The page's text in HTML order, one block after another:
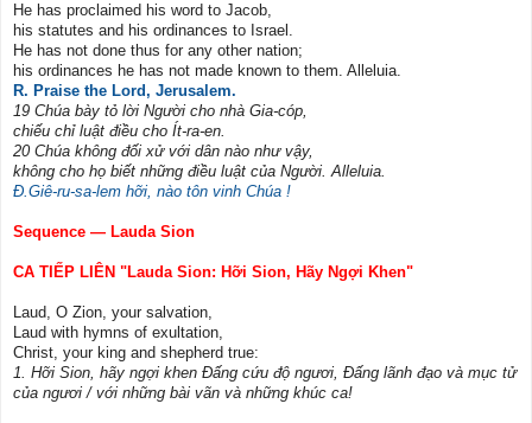
He has proclaimed his word to Jacob,
his statutes and his ordinances to Israel.
He has not done thus for any other nation;
his ordinances he has not made known to them. Alleluia.
R. Praise the Lord, Jerusalem.
19 Chúa bày tỏ lời Người cho nhà Gia-cóp,
chiếu chỉ luật điều cho Ít-ra-en.
20 Chúa không đối xử với dân nào như vậy,
không cho họ biết những điều luật của Người. Alleluia.
Đ.Giê-ru-sa-lem hỡi, nào tôn vinh Chúa !
Sequence — Lauda Sion
CA TIẾP LIÊN "Lauda Sion: Hỡi Sion, Hãy Ngợi Khen"
Laud, O Zion, your salvation,
Laud with hymns of exultation,
Christ, your king and shepherd true:
1. Hỡi Sion, hãy ngợi khen Ðấng cứu độ ngươi, Ðấng lãnh đạo và mục tử
của ngươi / với những bài vãn và những khúc ca!